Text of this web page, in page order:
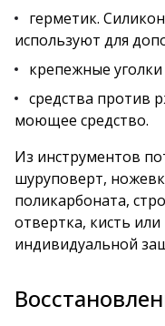
герметик.
используют для
крепежные
средства против
моющее средство.
Из инструментов
шуруповерт,
поликарбоната,
отвертка, кисть
индивидуальной